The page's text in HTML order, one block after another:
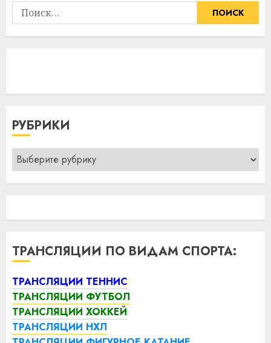
Найти:
РУБРИКИ
Рубрики
ТРАНСЛЯЦИИ ПО ВИДАМ СПОРТА:
ТРАНСЛЯЦИИ ТЕННИС
ТРАНСЛЯЦИИ ФУТБОЛ
ТРАНСЛЯЦИИ ХОККЕЙ
ТРАНСЛЯЦИИ НХЛ